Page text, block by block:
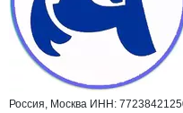
Россия, Москва ИНН: